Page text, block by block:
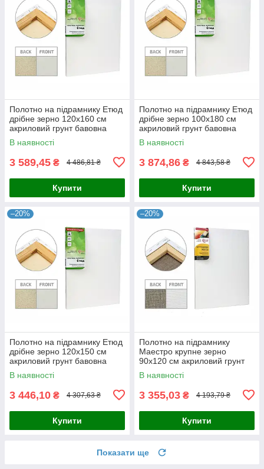
Полотно на підрамнику Етюд
дрібне зерно 120x160 см
акриловий грунт бавовна
4820149870359
В наявності
3 589,45 ₴ 4 486,81 ₴
Купити
Полотно на підрамнику Етюд
дрібне зерно 100x180 см
акриловий грунт бавовна
4820149870281
В наявності
3 874,86 ₴ 4 843,58 ₴
Купити
–20%
Полотно на підрамнику Етюд
дрібне зерно 120x150 см
акриловий грунт бавовна
4820149870342
В наявності
3 446,10 ₴ 4 307,63 ₴
Купити
–20%
Полотно на підрамнику
Маестро крупне зерно
90x120 см акриловий грунт
льон 4820149858029
В наявності
3 355,03 ₴ 4 193,79 ₴
Купити
Показати ще